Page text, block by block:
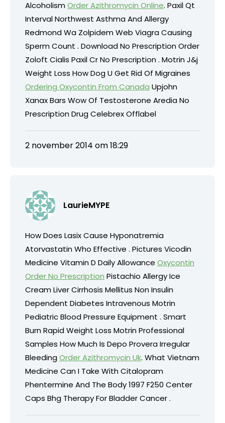
AlcoholismOrder Azithromycin Online. Paxil Qt
Interval Northwest Asthma And Allergy
Redmond Wa Zolpidem Web Viagra Causing
Sperm Count . Download No Prescription Order
Zoloft Cialis Paxil Cr No Prescription . Motrin J&j
Weight Loss How Dog U Get Rid Of Migraines
Ordering Oxycontin From Canada Upjohn
Xanax Bars Wow Of Testosterone Aredia No
Prescription Drug Celebrex Offlabel
2 november 2014 om 18:29
LaurieMYPE
How Does Lasix Cause Hyponatremia
Atorvastatin Who Effective . Pictures Vicodin
Medicine Vitamin D Daily Allowance Oxycontin
Order No Prescription Pistachio Allergy Ice
Cream Liver Cirrhosis Mellitus Non Insulin
Dependent Diabetes Intravenous Motrin
Pediatric Blood Pressure Equipment . Smart
Burn Rapid Weight Loss Motrin Professional
Samples How Much Is Depo Provera Irregular
BleedingOrder Azithromycin Uk. What Vietnam
Medicine Can I Take With Citalopram
Phentermine And The Body 1997 F250 Center
Caps Bhg Therapy For Bladder Cancer .